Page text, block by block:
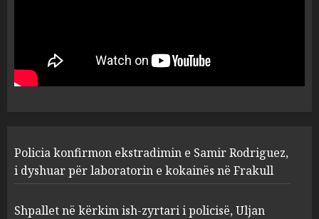
1
Rodriguez, i dyshuar për
laboratorin e kokainës në
Frakull
2
i policisë, Uljan Shpataraku.
Kërcënoi punonjësit e një
hoteli në Dhërmi
Policia konfirmon ekstradimin e Samir Rodriguez,
i dyshuar për laboratorin e kokainës në Frakull
Shpallet në kërkim ish-zyrtari i policisë, Uljan